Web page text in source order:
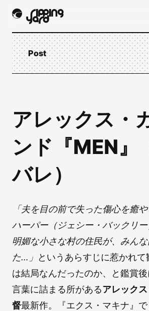
Post
アレックス・
ンド『MEN』
バレ）
「夫を目の前で失った傷心を癒
ハーパー（ジェシー・バックリ
明媚な小さな村の住民が、みん
た…」 というあらすじに惹かれ
は結局なんだったのか、と鑑賞後
言葉に詰まる所があるアレック
督最新作。『エクス・マキナ』